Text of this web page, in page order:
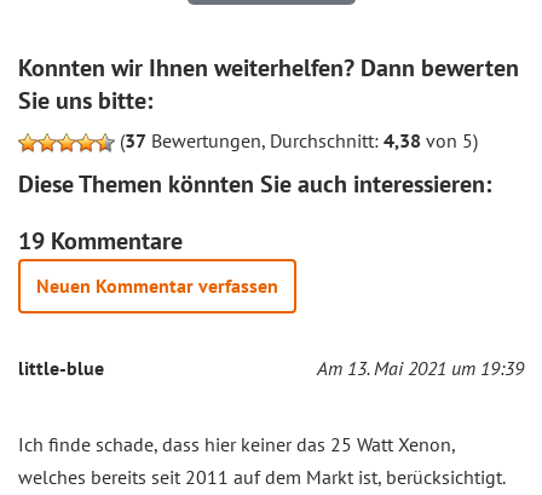
Konnten wir Ihnen weiterhelfen? Dann bewerten
Sie uns bitte:
(37 Bewertungen, Durchschnitt: 4,38 von 5)
Diese Themen könnten Sie auch interessieren:
19 Kommentare
Neuen Kommentar verfassen
little-blue Am 13. Mai 2021 um 19:39
Ich finde schade, dass hier keiner das 25 Watt Xenon,
welches bereits seit 2011 auf dem Markt ist, berücksichtigt.